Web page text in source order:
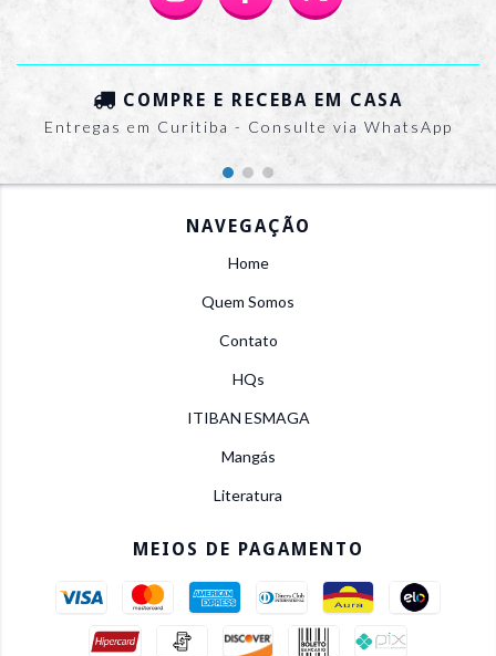
COMPRE E RECEBA EM CASA
Entregas em Curitiba - Consulte via WhatsApp
NAVEGAÇÃO
Home
Quem Somos
Contato
HQs
ITIBAN ESMAGA
Mangás
Literatura
MEIOS DE PAGAMENTO